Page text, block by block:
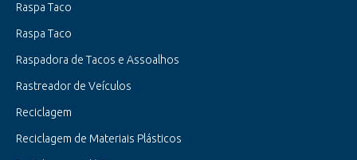
Raspa Taco
Raspa Taco
Raspadora de Tacos e Assoalhos
Rastreador de Veículos
Reciclagem
Reciclagem de Materiais Plásticos